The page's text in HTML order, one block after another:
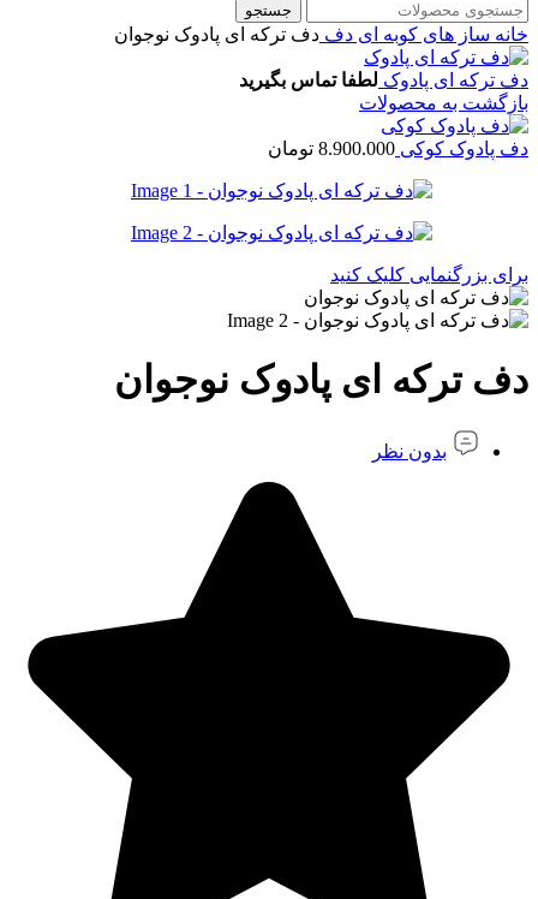
جستجو
خانه ساز های کوبه ای دف دف ترکه ای پادوک نوجوان
دف ترکه ای پادوک لطفا تماس بگیرید
بازگشت به محصولات
دف پادوک کوکی 8.900.000 تومان
برای بزرگنمایی کلیک کنید
دف ترکه ای پادوک نوجوان
بدون نظر